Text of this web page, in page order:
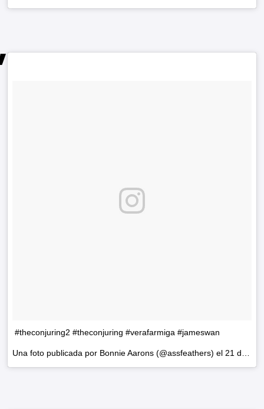
#theconjuring2 #theconjuring #verafarmiga #jameswan
Una foto publicada por Bonnie Aarons (@assfeathers) el 21 de May de 2016 a la(s) 8:35 PDT